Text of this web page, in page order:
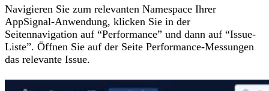
Navigieren Sie zum relevanten Namespace Ihrer
AppSignal-Anwendung, klicken Sie in der
Seitennavigation auf “Performance” und dann auf “Issue-
Liste”. Öffnen Sie auf der Seite Performance-Messungen
das relevante Issue.